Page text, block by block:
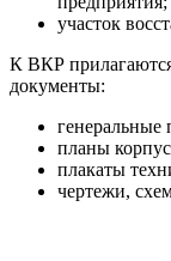
участок
К ВКР
документы:
генеральные
планы
плакаты
чертежи,